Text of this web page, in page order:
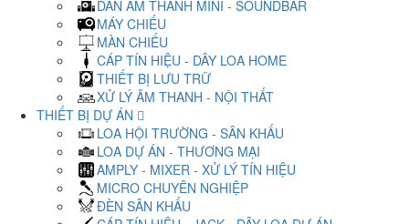
DÀN ÂM THANH MINI - SOUNDBAR
MÁY CHIẾU
MÀN CHIẾU
CÁP TÍN HIỆU - DÂY LOA HOME
THIẾT BỊ LƯU TRỮ
XỬ LÝ ÂM THANH - NỘI THẤT
THIẾT BỊ DỰ ÁN
LOA HỘI TRƯỜNG - SÂN KHẤU
LOA DỰ ÁN - THƯƠNG MẠI
AMPLY - MIXER - XỬ LÝ TÍN HIỆU
MICRO CHUYÊN NGHIỆP
ĐÈN SÂN KHẤU